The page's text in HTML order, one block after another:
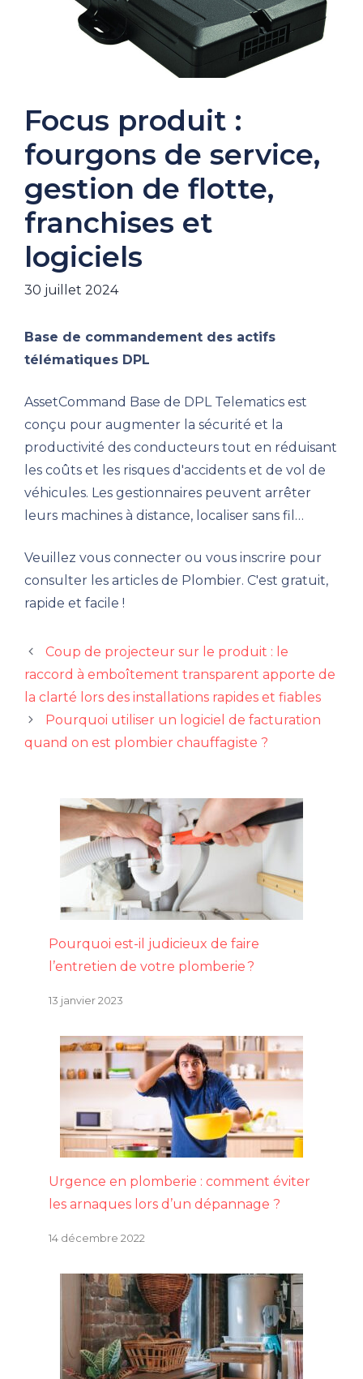
Focus produit :
fourgons de service,
gestion de flotte,
franchises et
logiciels
30 juillet 2024
Base de commandement des actifs
télématiques DPL
AssetCommand Base de DPL Telematics est
conçu pour augmenter la sécurité et la
productivité des conducteurs tout en réduisant
les coûts et les risques d'accidents et de vol de
véhicules. Les gestionnaires peuvent arrêter
leurs machines à distance, localiser sans fil…
Veuillez vous connecter ou vous inscrire pour
consulter les articles de Plombier. C'est gratuit,
rapide et facile !
Coup de projecteur sur le produit : le
raccord à emboîtement transparent apporte de
la clarté lors des installations rapides et fiables
Pourquoi utiliser un logiciel de facturation
quand on est plombier chauffagiste ?
Pourquoi est-il judicieux de faire
l’entretien de votre plomberie ?
13 janvier 2023
Urgence en plomberie : comment éviter
les arnaques lors d’un dépannage ?
14 décembre 2022